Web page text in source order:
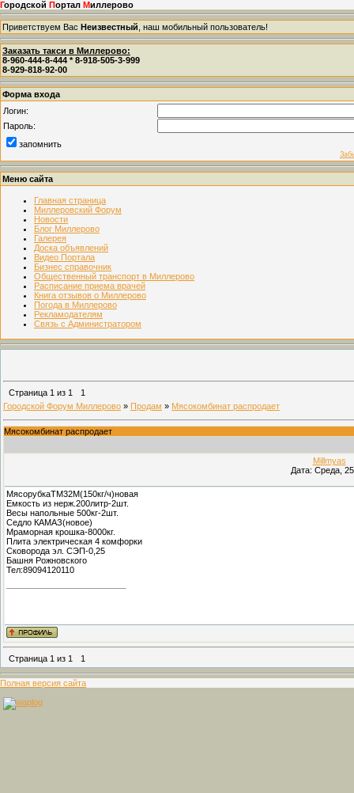
Городской Портал Миллерово
Приветствуем Вас Неизвестный , наш мобильный пользователь!
Заказать такси в Миллерово:
8-960-444-8-444 * 8-918-505-3-999
8-929-818-92-00
Форма входа
Логин:
Пароль:
запомнить
Меню сайта
Главная страница
Миллеровский Форум
Новости
Блог Миллерово
Галерея
Доска объявлений
Видео Портала
Бизнес справочник
Общественный транспорт в Миллерово
Расписание приема врачей
Книга отзывов о Миллерово
Погода в Миллерово
Рекламодателям
Связь с Администратором
Страница 1 из 1
1
Городской Форум Миллерово » Продам » Мясокомбинат распродает
Мясокомбинат распродает
Millmyas
Дата: Среда,
МясорубкаТМ32М(150кг/ч)новая
Емкость из нерж.200литр-2шт.
Весы напольные 500кг-2шт.
Седло КАМАЗ(новое)
Мраморная крошка-8000кг.
Плита электрическая 4 комфорки
Сковорода эл. СЭП-0,25
Башня Рожновского
Тел:89094120110
Страница 1 из 1 1
Полная версия сайта